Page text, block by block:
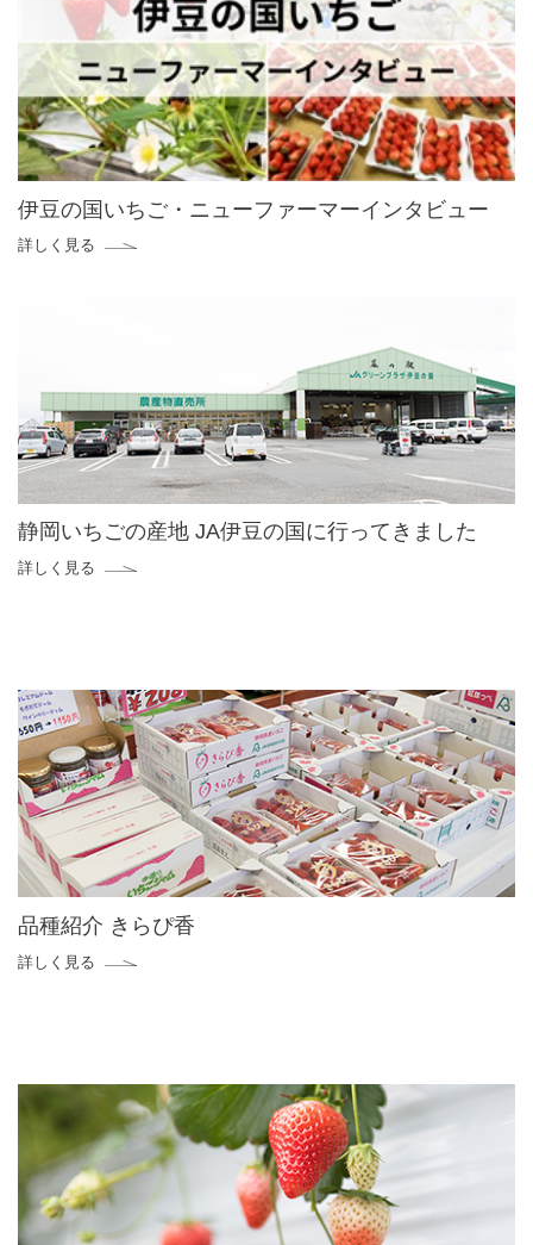
伊豆の国いちご・ニューファーマーインタビュー
詳しく見る
静岡いちごの産地 JA伊豆の国に行ってきました
詳しく見る
品種紹介 きらぴ香
詳しく見る